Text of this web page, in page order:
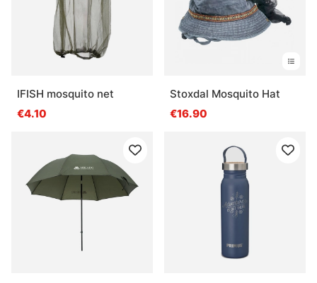
IFISH mosquito net
€4.10
Stoxdal Mosquito Hat
€16.90